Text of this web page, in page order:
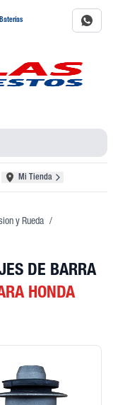
Mi Tienda
y Rueda /
DE BARRA
HONDA